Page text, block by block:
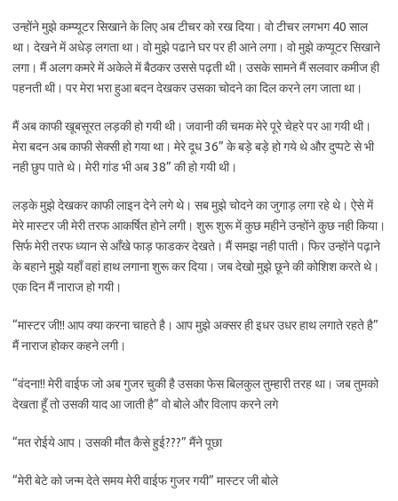
उन्होंने मुझे कम्प्यूटर सिखाने के लिए अब टीचर को रख दिया। वो टीचर लगभग 40 साल
था। देखने में अधेड़ लगता था। वो मुझे पढाने घर पर ही आने लगा। वो मुझे कप्यूटर सिखाने
लगा। मैं अलग कमरे में अकेले में बैठकर उससे पढ़ती थी। उसके सामने मैं सलवार कमीज ही
पहनती थी। पर मेरा भरा हुआ बदन देखकर उसका चोदने का दिल करने लग जाता था।
मैं अब काफी खूबसूरत लड़की हो गयी थी। जवानी की चमक मेरे पूरे चेहरे पर आ गयी थी।
मेरा बदन अब काफी सेक्सी हो गया था। मेरे दूध 36” के बड़े बड़े हो गये थे और दुप्पटे से भी
नही छुप पाते थे। मेरी गांड भी अब 38” की हो गयी थी।
लड़के मुझे देखकर काफी लाइन देने लगे थे। सब मुझे चोदने का जुगाड़ लगा रहे थे। ऐसे में
मेरे मास्टर जी मेरी तरफ आकर्षित होने लगी। शुरू शुरू में कुछ महीने उन्होंने कुछ नही किया।
सिर्फ मेरी तरफ ध्यान से आँखे फाड़ फाडकर देखते। मैं समझ नही पाती। फिर उन्होंने पढ़ाने
के बहाने मुझे यहाँ वहां हाथ लगाना शुरू कर दिया। जब देखो मुझे छूने की कोशिश करते थे।
एक दिन मैं नाराज हो गयी।
“मास्टर जी!! आप क्या करना चाहते है। आप मुझे अक्सर ही इधर उधर हाथ लगाते रहते है”
मैं नाराज होकर कहने लगी।
“वंदना!! मेरी वाईफ जो अब गुजर चुकी है उसका फेस बिलकुल तुम्हारी तरह था। जब तुमको
देखता हूँ तो उसकी याद आ जाती है” वो बोले और विलाप करने लगे
“मत रोईये आप। उसकी मौत कैसे हुई???” मैंने पूछा
“मेरी बेटे को जन्म देते समय मेरी वाईफ गुजर गयी” मास्टर जी बोले